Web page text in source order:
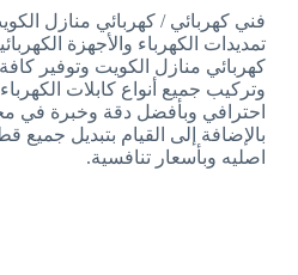
فني كهربائي / كهربائي منازل
تمديدات الكهرباء والأجهزة
كهربائي منازل الكويت وتوفير
وتركيب جميع أنواع كابلات
احترافي وبأفضل دقة وخبرة في
بالإضافة إلى القيام بتبديل جميع
اصليه وبأسعار تنافسية.